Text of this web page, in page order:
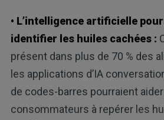
• L’intelligence artificielle
identifier les huiles cachées :
présent dans plus de 70 % des
les applications d’IA
de codes-barres pourraient
consommateurs à repérer les